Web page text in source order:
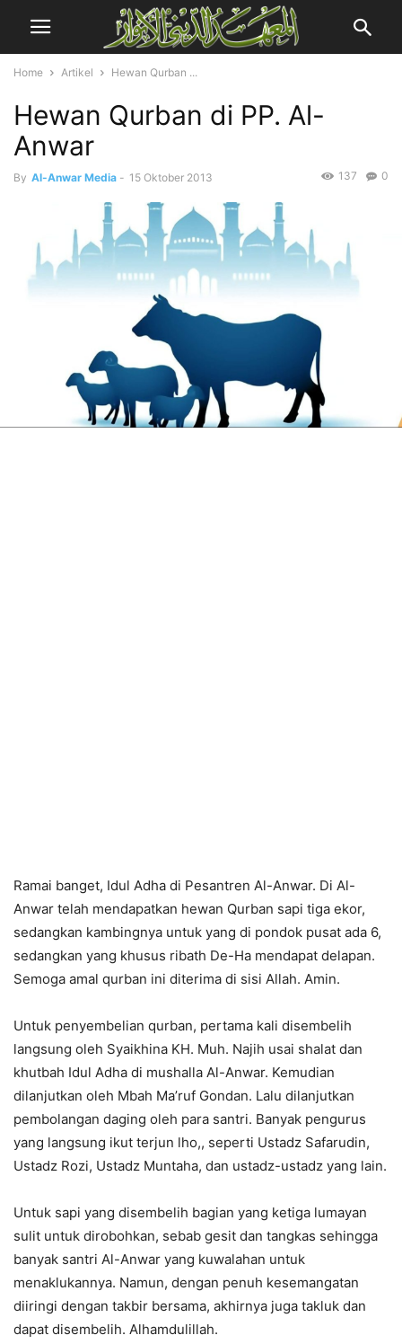
Home Artikel Hewan Qurban ...
Hewan Qurban di PP. Al-
Anwar
By Al-Anwar Media - 15 Oktober 2013 0
137
Ramai banget, Idul Adha di Pesantren Al-Anwar. Di Al-
Anwar telah mendapatkan hewan Qurban sapi tiga ekor,
sedangkan kambingnya untuk yang di pondok pusat ada 6,
sedangkan yang khusus ribath De-Ha mendapat delapan.
Semoga amal qurban ini diterima di sisi Allah. Amin.
Untuk penyembelian qurban, pertama kali disembelih
langsung oleh Syaikhina KH. Muh. Najih usai shalat dan
khutbah Idul Adha di mushalla Al-Anwar. Kemudian
dilanjutkan oleh Mbah Ma’ruf Gondan. Lalu dilanjutkan
pembolangan daging oleh para santri. Banyak pengurus
yang langsung ikut terjun lho,, seperti Ustadz Safarudin,
Ustadz Rozi, Ustadz Muntaha, dan ustadz-ustadz yang lain.
Untuk sapi yang disembelih bagian yang ketiga lumayan
sulit untuk dirobohkan, sebab gesit dan tangkas sehingga
banyak santri Al-Anwar yang kuwalahan untuk
menaklukannya. Namun, dengan penuh kesemangatan
diiringi dengan takbir bersama, akhirnya juga takluk dan
dapat disembelih. Alhamdulillah.